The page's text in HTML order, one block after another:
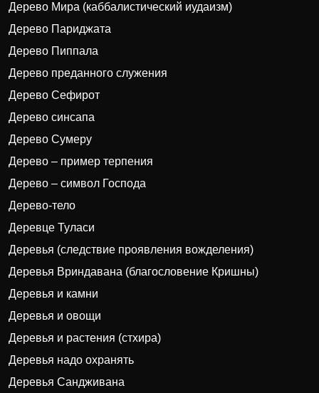
Дерево Мира (каббалистический иудаизм)
Дерево Париджата
Дерево Пиппала
Дерево преданного служения
Дерево Сефирот
Дерево синсапа
Дерево Сумеру
Дерево – пример терпения
Дерево – символ Господа
Дерево-тело
Деревце Туласи
Деревья (следствие проявления вожделения)
Деревья Вриндавана (благословение Кришны)
Деревья и камни
Деревья и овощи
Деревья и растения (стхира)
Деревья надо охранять
Деревья Сандживана